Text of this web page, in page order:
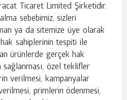
Ticaret Limited Şirketidir.
sebebimiz, sizleri
ya da sitemize üye olarak
sahiplerinin tespiti ile
ürünlerde gerçek hak
sağlanması, özel teklifler
verilmesi, kampanyalar
primlerin ödenmesi,